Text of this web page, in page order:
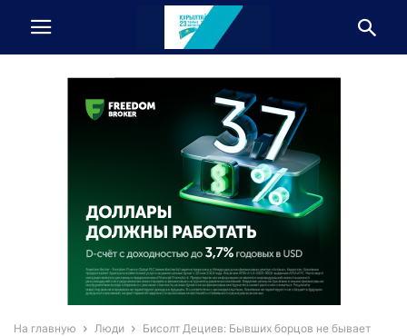
На главную Люди Бисолт Дециев: Бывших борцов не бывает